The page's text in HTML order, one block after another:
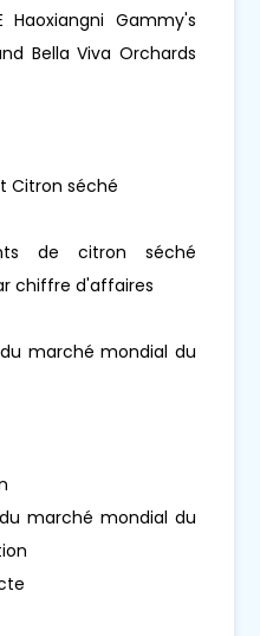
Haoxiangni Gammy's
Bella Viva Orchards
Citron séché
de citron séché
chiffre d'affaires
du marché mondial du
du marché mondial du